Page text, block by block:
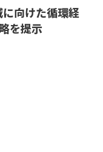
向けた循環経
を提示